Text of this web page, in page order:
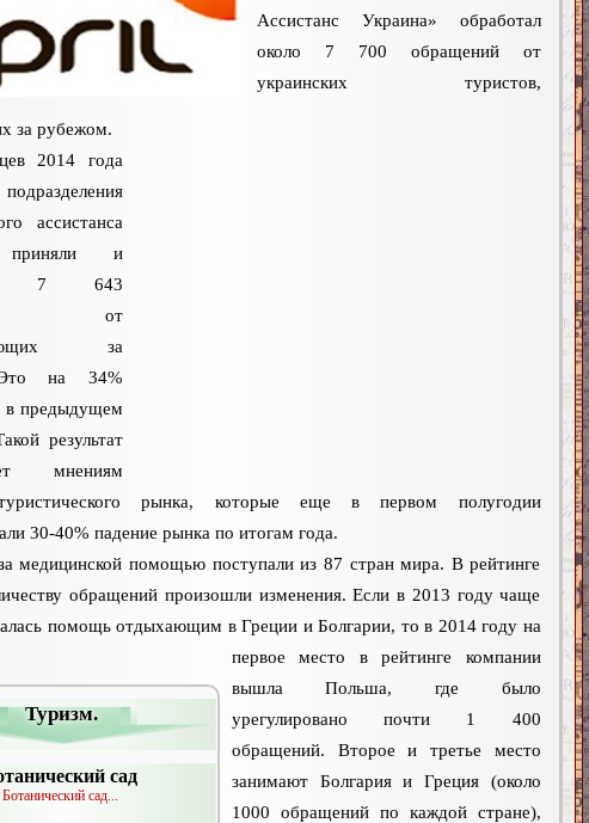
Туризм.
сад
сад...
Ассистанс Украина» обработал
около 7 700 обращений от
украинских туристов,
за рубежом.
2014 года
ассистанса
приняли и
7 643
от
за
на 34%
в предыдущем
результат
мнениям
рынка, которые еще в первом полугодии
30-40% падение рынка по итогам года.
медицинской помощью поступали из 87 стран мира. В рейтинге
обращений произошли изменения. Если в 2013 году чаще
помощь отдыхающим в Греции и Болгарии, то в 2014 году на
первое место в рейтинге компании
вышла Польша, где было
урегулировано почти 1 400
обращений. Второе и третье место
занимают Болгария и Греция (около
1000 обращений по каждой стране),